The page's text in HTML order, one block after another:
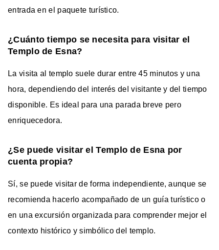
entrada en el paquete turístico.
¿Cuánto tiempo se necesita para visitar el
Templo de Esna?
La visita al templo suele durar entre 45 minutos y una
hora, dependiendo del interés del visitante y del tiempo
disponible. Es ideal para una parada breve pero
enriquecedora.
¿Se puede visitar el Templo de Esna por
cuenta propia?
Sí, se puede visitar de forma independiente, aunque se
recomienda hacerlo acompañado de un guía turístico o
en una excursión organizada para comprender mejor el
contexto histórico y simbólico del templo.